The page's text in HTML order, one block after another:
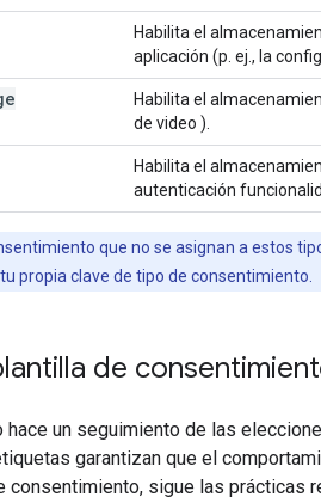
Habilita el
aplicación (p. ej., la
Habilita el
de video ).
Habilita el
autenticación
que no se asignan a estos
propia clave de tipo de consentimiento.
de
hace un seguimiento de las
garantizan que el
consentimiento, sigue las prácticas